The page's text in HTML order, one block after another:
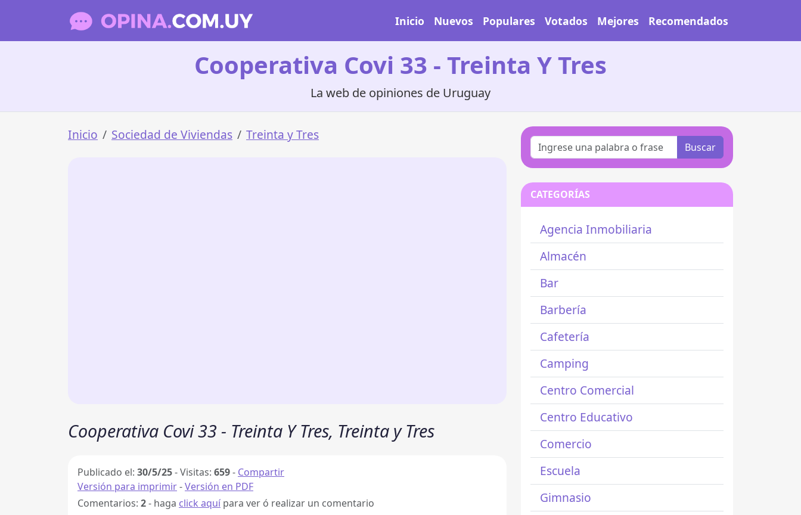
Inicio Nuevos Populares Votados Mejores Recomendados
Cooperativa Covi 33 - Treinta Y Tres
La web de opiniones de Uruguay
Inicio Sociedad de Viviendas Treinta y Tres
Cooperativa Covi 33 - Treinta Y Tres, Treinta y Tres
Publicado el: 30/5/25-Visitas: 659- Compartir
Versión para imprimir-Versión en PDF
Comentarios: 2- haga click aquí para ver ó realizar un comentario
Buscar
CATEGORÍAS
Agencia Inmobiliaria
Almacén
Bar
Barbería
Cafetería
Camping
Centro Comercial
Centro Educativo
Comercio
Escuela
Gimnasio